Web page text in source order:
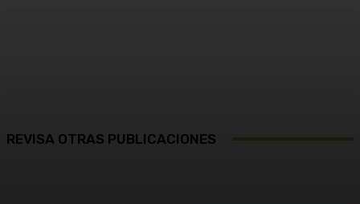
REVISA OTRAS PUBLICACIONES